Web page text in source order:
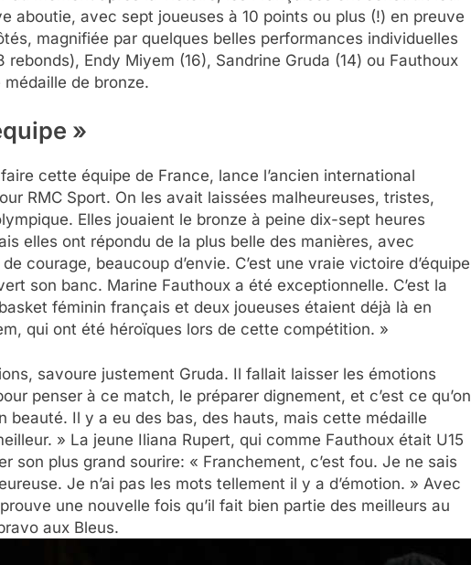
aboutie, avec sept joueuses à 10 points ou plus (!) en preuve
magnifiée par quelques belles performances individuelles
Endy Miyem (16), Sandrine Gruda (14) ou Fauthoux
de bronze.
»
cette équipe de France, lance l’ancien international
RMC Sport. On les avait laissées malheureuses, tristes,
Elles jouaient le bronze à peine dix-sept heures
elles ont répondu de la plus belle des manières, avec
courage, beaucoup d’envie. C’est une vraie victoire d’équipe
son banc. Marine Fauthoux a été exceptionnelle. C’est la
féminin français et deux joueuses étaient déjà là en
qui ont été héroïques lors de cette compétition. »
savoure justement Gruda. Il fallait laisser les émotions
penser à ce match, le préparer dignement, et c’est ce qu’on
beauté. Il y a eu des bas, des hauts, mais cette médaille
» La jeune Iliana Rupert, qui comme Fauthoux était U15
son plus grand sourire: « Franchement, c’est fou. Je ne sais
Je n’ai pas les mots tellement il y a d’émotion. » Avec
une nouvelle fois qu’il fait bien partie des meilleurs au
aux Bleus.